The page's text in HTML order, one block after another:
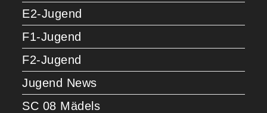
E2-Jugend
F1-Jugend
F2-Jugend
Jugend News
SC 08 Mädels